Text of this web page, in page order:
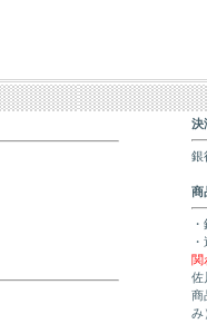
決
銀
商
関
佐
商
み